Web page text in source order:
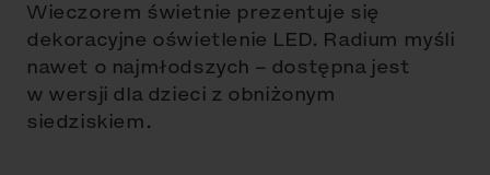
Wieczorem świetnie prezentuje się
dekoracyjne oświetlenie LED. Radium myśli
nawet o najmłodszych – dostępna jest
w wersji dla dzieci z obniżonym
siedziskiem.